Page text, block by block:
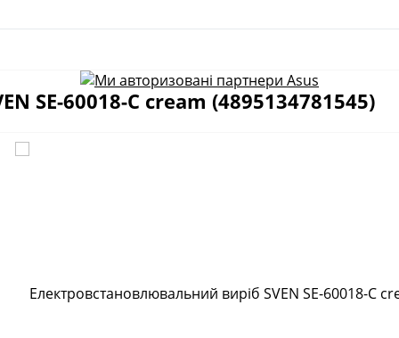
SE-60018-C cream (4895134781545)